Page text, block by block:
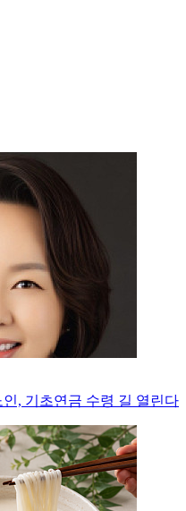
, 기초연금 수령 길 열린다